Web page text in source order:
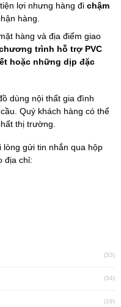
(33)
(34)
(19)
lợi nhưng hàng đichậm
hàng.
hàng và địa điểm giao
trình hỗ trợ PVC
hoặc những dịp đặc
dùng nội thất gia đình
Quý khách hàng có thể
thị trường.
lòng gửi tin nhắn qua hộp
địa chỉ: